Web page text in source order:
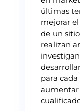
últimas
mejorar
de un
realizan
para
aumentar